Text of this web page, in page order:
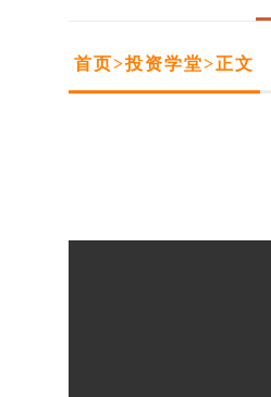
首页>投资学堂>正文